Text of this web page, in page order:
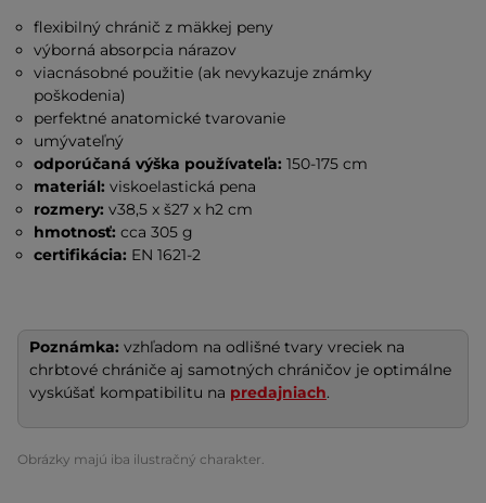
flexibilný chránič z mäkkej peny
výborná absorpcia nárazov
viacnásobné použitie (ak nevykazuje známky
poškodenia)
perfektné anatomické tvarovanie
umývateľný
odporúčaná výška používateľa: 150-175 cm
materiál: viskoelastická pena
rozmery: v38,5 x š27 x h2 cm
hmotnosť: cca 305 g
certifikácia: EN 1621-2
Poznámka: vzhľadom na odlišné tvary vreciek na
chrbtové chrániče aj samotných chráničov je optimálne
vyskúšať kompatibilitu na predajniach.
Obrázky majú iba ilustračný charakter.